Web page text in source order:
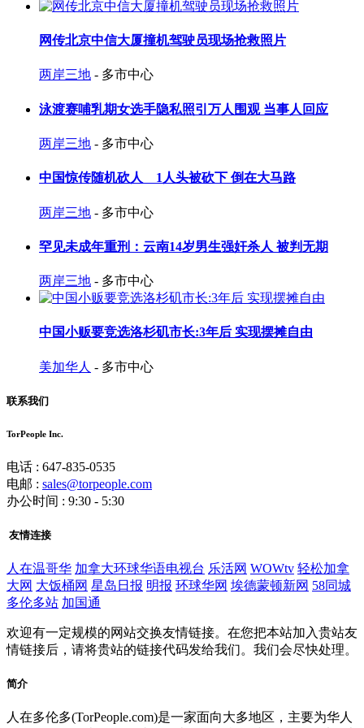
网传北京中信大厦撞机驾驶员现场抢救照片
两岸三地 - 多市中心
泳渡赛哺乳期女选手隐私照引万人围观 当事人回应
两岸三地 - 多市中心
中国惊传随机砍人 1人头被砍下 倒在大马路
两岸三地 - 多市中心
罕见未成年重刑：云南14岁男生强奸杀人 被判无期
两岸三地 - 多市中心
中国小贩要竞选洛杉矶市长:3年后 实现摆摊自由
美加华人 - 多市中心
联系我们
TorPeople Inc.
电话 : 647-835-0535
电邮 : sales@torpeople.com
办公时间 : 9:30 - 5:30
友情连接
人在温哥华 加拿大环球华语电视台 乐活网 WOWtv 轻松加拿
大网 大饭桶网 星岛日报 明报 环球华网 埃德蒙顿新网 58同城
多伦多站 加国通
欢迎有一定规模的网站交换友情链接。在您把本站加入贵站友
情链接后，请将贵站的链接代码发给我们。我们会尽快处理。
简介
人在多伦多(TorPeople.com)是一家面向大多地区，主要为华人